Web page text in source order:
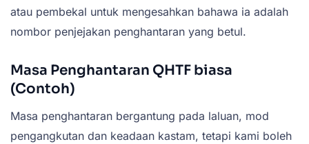
atau pembekal untuk mengesahkan bahawa ia adalah
nombor penjejakan penghantaran yang betul.
Masa Penghantaran QHTF biasa
(Contoh)
Masa penghantaran bergantung pada laluan, mod
pengangkutan dan keadaan kastam, tetapi kami boleh